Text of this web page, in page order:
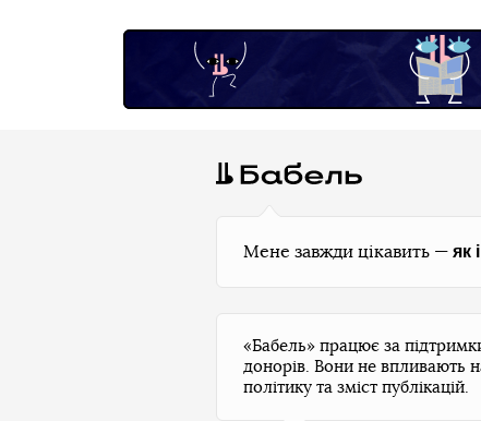
Мене завжди цікавить — як
«Бабель» працює за
донорів. Вони не впливають
політику та зміст публікацій.